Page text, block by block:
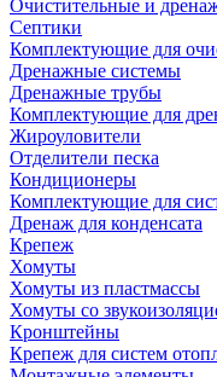
Очистительные и
Септики
Комплектующие для
Дренажные системы
Дренажные трубы
Комплектующие для
Жироуловители
Отделители песка
Кондиционеры
Комплектующие для
Дренаж для конденсата
Крепеж
Хомуты
Хомуты из пластмассы
Хомуты со
Кронштейны
Крепеж для систем